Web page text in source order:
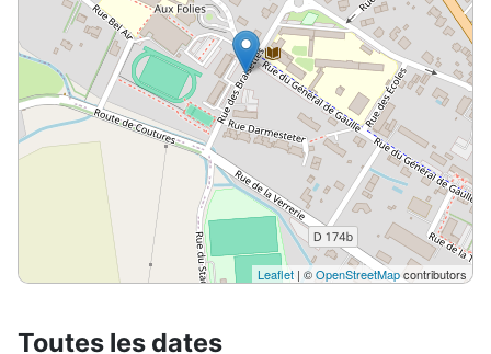
Leaflet | ©OpenStreetMapcontributors
Toutes les dates